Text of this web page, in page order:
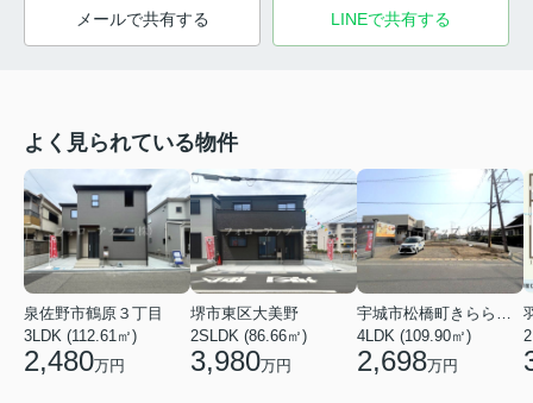
メールで共有する LINEで共有する
よく見られている物件
泉佐野市鶴原３丁目
3LDK (112.61㎡)
2,480万円
堺市東区大美野
2SLDK (86.66㎡)
3,980万円
宇城市松橋町きらら３丁目
4LDK (109.90㎡)
2,698万円